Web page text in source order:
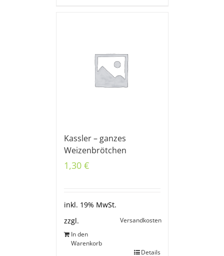
Kassler – ganzes
Weizenbrötchen
1,30 €
inkl. 19% MwSt.
zzgl.
Versandkosten
In den
Warenkorb
Details